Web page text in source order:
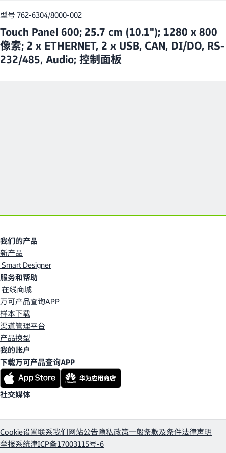
型号 762-6304/8000-002
Touch Panel 600; 25.7 cm (10.1"); 1280 x 800
像素; 2 x ETHERNET, 2 x USB, CAN, DI/DO, RS-
232/485, Audio; 控制面板
我们的产品
新产品
Smart Designer
服务和帮助
在线商城
万可产品查询APP
样本下载
渠道管理平台
产品换型
我的账户
下载万可产品查询APP
社交媒体
Cookie设置联系我们网站公告隐私政策一般条款及条件法律声明
举报系统津ICP备17003115号-6